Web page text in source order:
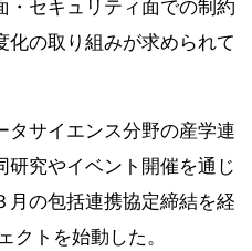
化の取り組みが求められて
サイエンス分野の産学連
究やイベント開催を通じ
の包括連携協定締結を経
クトを始動した。